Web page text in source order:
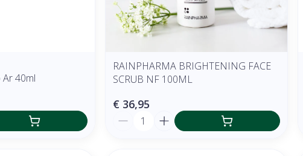
40ml
RAINPHARMA BRIGHTENING FACE
SCRUB NF 100ML
€ 36,95
Aantal